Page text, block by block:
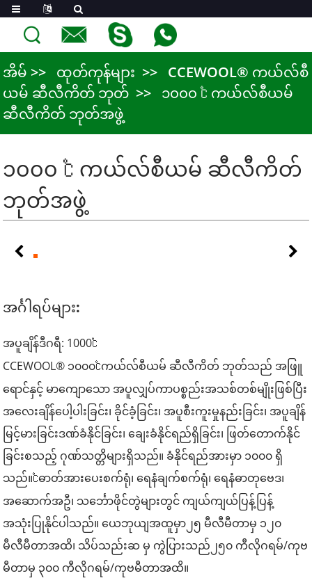
အိမ် ထုတ်ကုန်များ
CCEWOOL® ကယ်လ်စီ
ယမ် ဆီလီကိတ် ဘုတ်
၁၀၀၀ ℃ ကယ်လ်စီယမ်
ဆီလီကိတ် ဘုတ်အဖွဲ့
၁၀၀၀ ℃ ကယ်လ်စီယမ် ဆီလီကိတ်
ဘုတ်အဖွဲ့
အင်္ဂါရပ်များ:
အပူချိန်ဒီဂရီ: 1000℃
CCEWOOL® ၁၀၀၀℃ကယ်လ်စီယမ် ဆီလီကိတ် ဘုတ်သည် အဖြူ
ရောင်နှင့် မာကျောသော အပူလျှပ်ကာပစ္စည်းအသစ်တစ်မျိုးဖြစ်ပြီး
အလေးချိန်ပေါ့ပါးခြင်း၊ ခိုင်ခံ့ခြင်း၊ အပူစီးကူးမှုနည်းခြင်း၊ အပူချိန်
မြင့်မားခြင်းဒဏ်ခံနိုင်ခြင်း၊ ချေးခံနိုင်ရည်ရှိခြင်း၊ ဖြတ်တောက်နိုင်
ခြင်းစသည့် ဂုဏ်သတ္တိများရှိသည်။ ခံနိုင်ရည်အားမှာ ၁၀၀၀ ရှိ
သည်။℃ဓာတ်အားပေးစက်ရုံ၊ ရေနံချက်စက်ရုံ၊ ရေနံဓာတုဗေဒ၊
အဆောက်အဦ၊ သင်္ဘောဖိုင်တွဲများတွင် ကျယ်ကျယ်ပြန့်ပြန့်
အသုံးပြုနိုင်ပါသည်။ ယေဘုယျအထူမှာ ၂၅ မီလီမီတာမှ ၁၂၀
မီလီမီတာအထိ၊ သိပ်သည်းဆ မှ ကွဲပြားသည် ၂၅၀ ကီလိုဂရမ်/ကုဗ
မီတာမှ ၃၀၀ ကီလိုဂရမ်/ကုဗမီတာအထိ။